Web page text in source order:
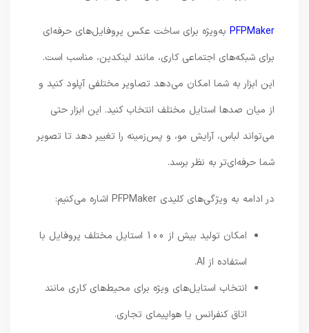
PFPMaker به‌ویژه برای ساخت عکس پروفایل‌های حرفه‌ای
برای شبکه‌های اجتماعی کاری، مانند لینکدین، مناسب است.
این ابزار به شما امکان می‌دهد تصاویر مختلفی آپلود کنید و
از میان صدها استایل مختلف انتخاب کنید. این ابزار حتی
می‌تواند لباس، آرایش مو، و پس‌زمینه را تغییر دهد تا تصویر
شما حرفه‌ای‌تر به نظر برسد.
در ادامه به ویژگی‌های کلیدی PFPMaker اشاره می‌کنیم:
امکان تولید بیش از 100 استایل مختلف پروفایل با
استفاده از AI.
انتخاب استایل‌های ویژه برای محیط‌های کاری مانند
اتاق کنفرانس یا هواپیمای تجاری.